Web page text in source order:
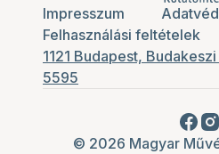
Impresszum
Felhasználási feltételek
1121 Budapest,
5595
© 2026 Magyar